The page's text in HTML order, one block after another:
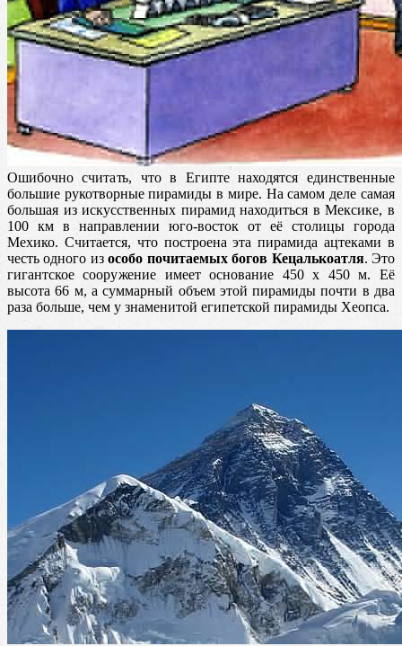
Ошибочно считать, что в Египте находятся единственные
большие рукотворные пирамиды в мире. На самом деле самая
большая из искусственных пирамид находиться в Мексике, в
100 км в направлении юго-восток от её столицы города
Мехико. Считается, что построена эта пирамида ацтеками в
честь одного изособо почитаемых богов Кецалькоатля. Это
гигантское сооружение имеет основание 450 х 450 м. Её
высота 66 м, а суммарный объем этой пирамиды почти в два
раза больше, чем у знаменитой египетской пирамиды Хеопса.